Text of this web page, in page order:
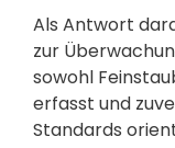
Als Antwort
zur
sowohl
erfasst und
Standards